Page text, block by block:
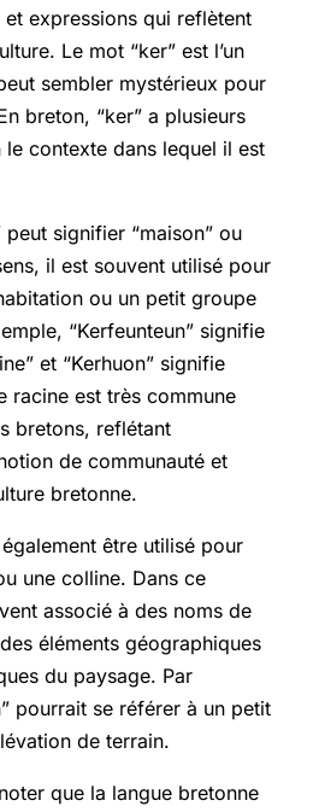
expressions qui reflètent
Le mot “ker” est l’un
sembler mystérieux pour
breton, “ker” a plusieurs
contexte dans lequel il est
peut signifier “maison” ou
il est souvent utilisé pour
ou un petit groupe
“Kerfeunteun” signifie
et “Kerhuon” signifie
racine est très commune
bretons, reflétant
de communauté et
bretonne.
être utilisé pour
une colline. Dans ce
associé à des noms de
éléments géographiques
du paysage. Par
pourrait se référer à un petit
de terrain.
que la langue bretonne